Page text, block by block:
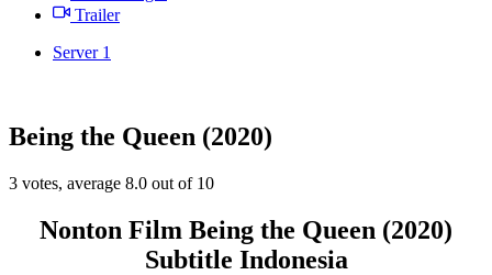
Trailer
Server 1
Being the Queen (2020)
3 votes, average 8.0 out of 10
Nonton Film Being the Queen (2020)
Subtitle Indonesia